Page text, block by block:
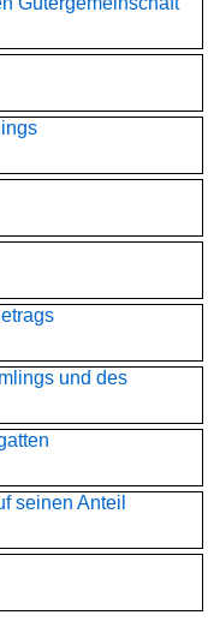
und des
seinen Anteil